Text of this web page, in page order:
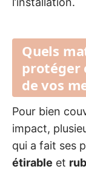
Quels
protéger
de vos
Pour bien
impact,
qui a fait ses
étirable et